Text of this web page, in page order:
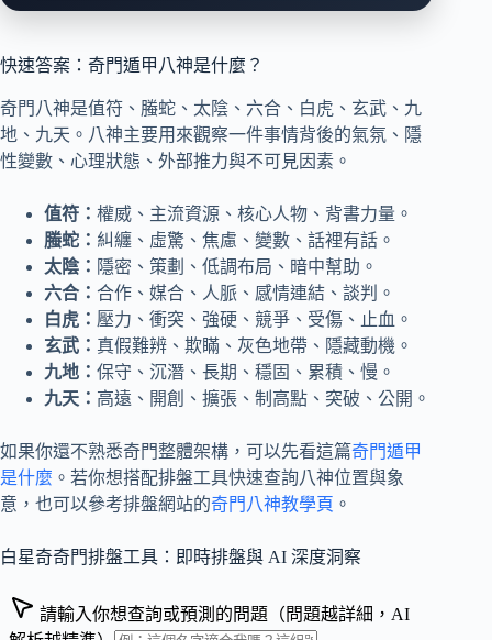
快速答案：奇門遁甲八神是什麼？
奇門八神是值符、螣蛇、太陰、六合、白虎、玄武、九
地、九天。八神主要用來觀察一件事情背後的氣氛、隱
性變數、心理狀態、外部推力與不可見因素。
值符： 權威、主流資源、核心人物、背書力量。
螣蛇： 糾纏、虛驚、焦慮、變數、話裡有話。
太陰： 隱密、策劃、低調布局、暗中幫助。
六合： 合作、媒合、人脈、感情連結、談判。
白虎： 壓力、衝突、強硬、競爭、受傷、止血。
玄武： 真假難辨、欺瞞、灰色地帶、隱藏動機。
九地： 保守、沉潛、長期、穩固、累積、慢。
九天： 高遠、開創、擴張、制高點、突破、公開。
如果你還不熟悉奇門整體架構，可以先看這篇奇門遁甲
是什麼 。若你想搭配排盤工具快速查詢八神位置與象
意，也可以參考排盤網站的奇門八神教學頁 。
白星奇奇門排盤工具：即時排盤與 AI 深度洞察